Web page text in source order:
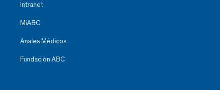
Intranet
MiABC
Anales Médicos
Fundación ABC